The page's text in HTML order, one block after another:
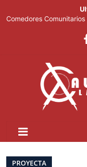
Comedores
Centroamericanos y del
Senado de EE. UU.
Italia dice que no
del Schengen con España
Fransheska Matías
PROYECTA